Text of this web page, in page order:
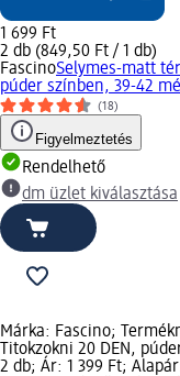
1 699 Ft
2 db (849,50 Ft / 1 db)
FascinoSelymes-matt
púder színben, 39-42
(18)
Figyelmeztetés
Rendelhető
dm üzlet kiválasztása
Márka: Fascino;
Titokzokni 20 DEN,
2 db; Ár: 1 399 Ft;